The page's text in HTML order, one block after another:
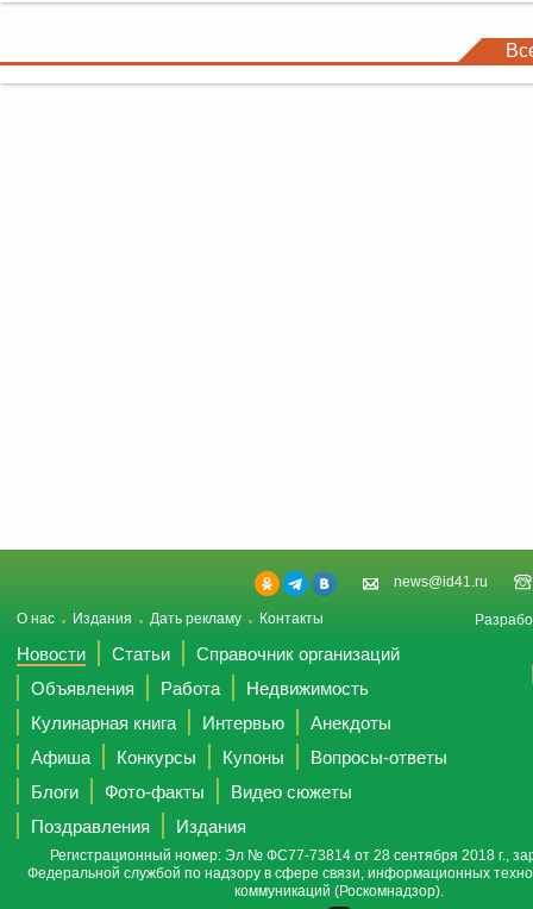
news@id41.ru
О нас Издания Дать рекламу Контакты
Новости Статьи
Справочник организаций
Объявления
Работа
Недвижимость
Кулинарная книга
Интервью
Анекдоты
Афиша
Конкурсы Купоны
Вопросы-ответы
Блоги
Фото-факты
Видео сюжеты
Поздравления
Издания
Регистрационный номер: Эл № ФС77-73814 от 28 сентября 2018 г.,
Федеральной службой по надзору в сфере связи, информационных
коммуникаций (Роскомнадзор).